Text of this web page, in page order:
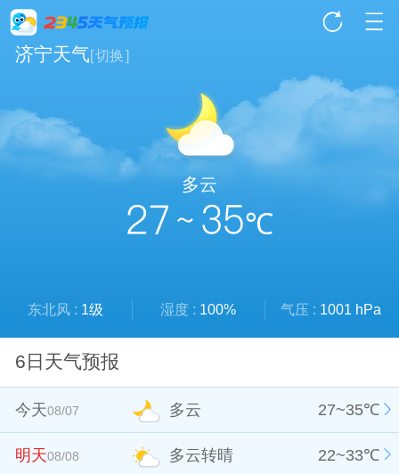
济宁天气[切换]
多云
27 ~ 35℃
东北风 : 1级 湿度 : 100% 气压 : 1001 hPa
6日天气预报
今天08/07 多云 27~35℃
明天08/08 多云转晴 22~33℃